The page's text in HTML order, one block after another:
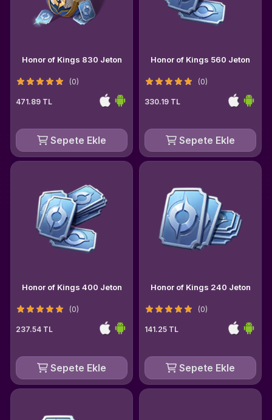
Honor of Kings 830 Jeton
(0)
471.89 TL
Sepete Ekle
Honor of Kings 560 Jeton
(0)
330.19 TL
Sepete Ekle
Honor of Kings 400 Jeton
(0)
237.54 TL
Sepete Ekle
Honor of Kings 240 Jeton
(0)
141.25 TL
Sepete Ekle